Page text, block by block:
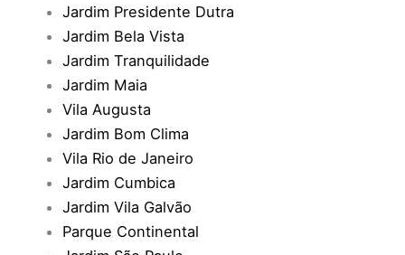
Jardim Presidente Dutra
Jardim Bela Vista
Jardim Tranquilidade
Jardim Maia
Vila Augusta
Jardim Bom Clima
Vila Rio de Janeiro
Jardim Cumbica
Jardim Vila Galvão
Parque Continental